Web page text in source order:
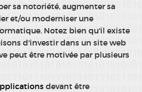
sa notoriété, augmenter sa
et/ou moderniser une
Notez bien qu'il existe
d'investir dans un site web
peut être motivée par plusieurs
devant être